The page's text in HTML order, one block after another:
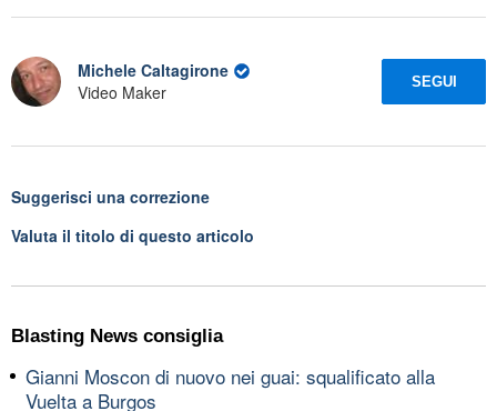
Michele Caltagirone
Video Maker
SEGUI
Suggerisci una correzione
Valuta il titolo di questo articolo
Blasting News consiglia
Gianni Moscon di nuovo nei guai: squalificato alla
Vuelta a Burgos